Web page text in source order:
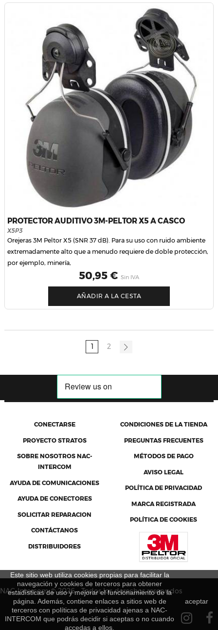
Este sitio web utiliza cookies propias para facilitar la
navegación y cookies de terceros para obtener
estadísticas de uso y mejorar el funcionamiento de la
página. Además, contiene enlaces a sitios web de
terceros con políticas de privacidad ajenas a NAC-
INTERCOM que podrás decidir si aceptas o no cuando
accedas a ellos.
aceptar
PROTECTOR AUDITIVO 3M-PELTOR X5 A CASCO
X5P3
Orejeras 3M Peltor X5 (SNR 37 dB). Para su uso con ruido ambiente
extremadamente alto que a menudo requiere de doble protección,
por ejemplo, minería,
Precio
50,95 € Sin IVA
AÑADIR A LA CESTA
1 2
CONECTARSE
PROYECTO STRATOS
SOBRE NOSOTROS NAC-
INTERCOM
AYUDA DE COMUNICACIONES
AYUDA DE CONECTORES
SOLICITAR REPARACION
CONTÁCTANOS
DISTRIBUIDORES
CONDICIONES DE LA TIENDA
PREGUNTAS FRECUENTES
MÉTODOS DE PAGO
AVISO LEGAL
POLÍTICA DE PRIVACIDAD
MARCA REGISTRADA
POLÍTICA DE COOKIES
NAC-Intercom © 2026 - Todos los derechos reservados